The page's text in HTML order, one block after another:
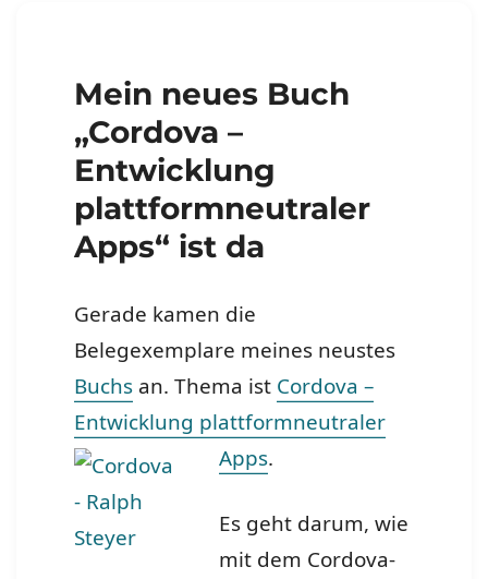
Mein neues Buch
„Cordova –
Entwicklung
plattformneutraler
Apps“ ist da
Gerade kamen die
Belegexemplare meines neustes
Buchs an. Thema ist Cordova –
Entwicklung plattformneutraler
Apps.
Es geht darum, wie
mit dem Cordova-